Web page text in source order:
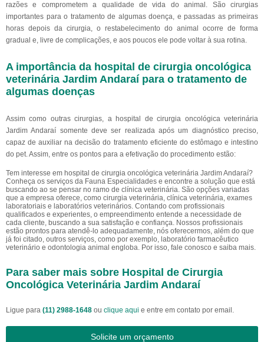
razões e comprometem a qualidade de vida do animal. São cirurgias
importantes para o tratamento de algumas doença, e passadas as primeiras
horas depois da cirurgia, o restabelecimento do animal ocorre de forma
gradual e, livre de complicações, e aos poucos ele pode voltar à sua rotina.
A importância da hospital de cirurgia oncológica
veterinária Jardim Andaraí para o tratamento de
algumas doenças
Assim como outras cirurgias, a hospital de cirurgia oncológica veterinária
Jardim Andaraí somente deve ser realizada após um diagnóstico preciso,
capaz de auxiliar na decisão do tratamento eficiente do estômago e intestino
do pet. Assim, entre os pontos para a efetivação do procedimento estão:
Tem interesse em hospital de cirurgia oncológica veterinária Jardim Andaraí?
Conheça os serviços da Fauna Especialidades e encontre a solução que está
buscando ao se pensar no ramo de clínica veterinária. São opções variadas
que a empresa oferece, como cirurgia veterinária, clínica veterinária, exames
laboratoriais e laboratórios veterinários. Contando com profissionais
qualificados e experientes, o empreendimento entende a necessidade de
cada cliente, buscando a sua satisfação e confiança. Nossos profissionais
estão prontos para atendê-lo adequadamente, nós oferecermos, além do que
já foi citado, outros serviços, como por exemplo, laboratório farmacêutico
veterinário e odontologia animal engloba. Por isso, fale conosco e saiba mais.
Para saber mais sobre Hospital de Cirurgia
Oncológica Veterinária Jardim Andaraí
Ligue para (11) 2988-1648 ou clique aqui e entre em contato por email.
Solicite um orçamento